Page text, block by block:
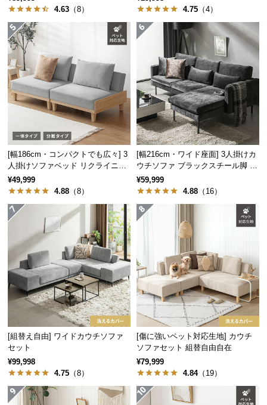
ト
お
知
ら
せ
ロ
グ
企
業
4.63 （8）
4.75 （4）
[幅186cm・コンパクトでも広々] 3
人掛けソファベッド リクライニン
グ 天然木フレーム 北欧
¥49,999
4.88 （8）
[幅216cm・ワイド座面] 3人掛けカ
ウチソファ ブラックスチール脚 L
字 ホテルライク 高級感
¥59,999
4.88 （16）
[組替え自由] ワイドカウチソファ
セット
¥99,998
4.75 （8）
[傷に強いペット対応生地] カウチ
ソファセット 組替自由自在
¥79,999
4.84（19）